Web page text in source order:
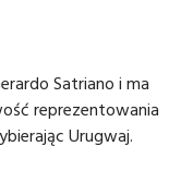
Satriano i ma
reprezentowania
Urugwaj.